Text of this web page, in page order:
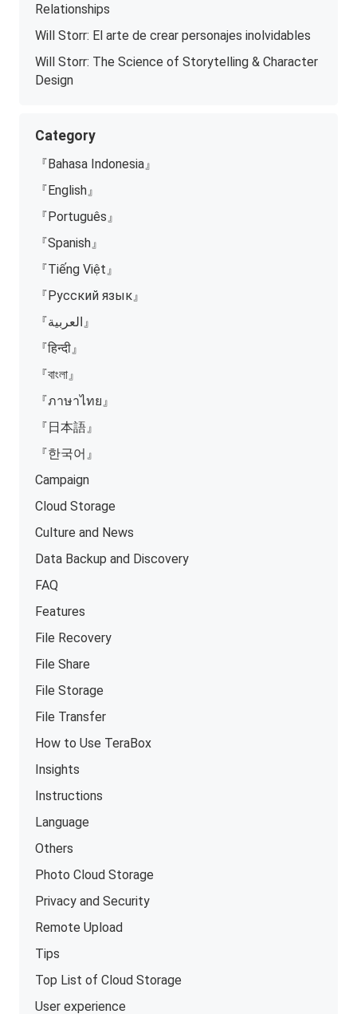
Relationships
Will Storr: El arte de crear personajes inolvidables
Will Storr: The Science of Storytelling & Character
Design
Category
『Bahasa Indonesia』
『English』
『Português』
『Spanish』
『Tiếng Việt』
『Русский язык』
『العربية』
『हिन्दी』
『বাংলা』
『ภาษาไทย』
『日本語』
『한국어』
Campaign
Cloud Storage
Culture and News
Data Backup and Discovery
FAQ
Features
File Recovery
File Share
File Storage
File Transfer
How to Use TeraBox
Insights
Instructions
Language
Others
Photo Cloud Storage
Privacy and Security
Remote Upload
Tips
Top List of Cloud Storage
User experience